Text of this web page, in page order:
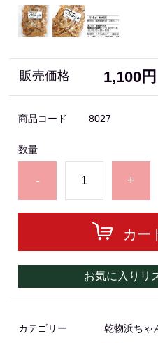
販売価格 1,100円
商品コード 8027
数量
- +
カー
お気に入りリ
カテゴリー 乾物浜ちゃ